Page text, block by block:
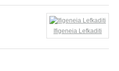
Ifigeneia Lefkaditi